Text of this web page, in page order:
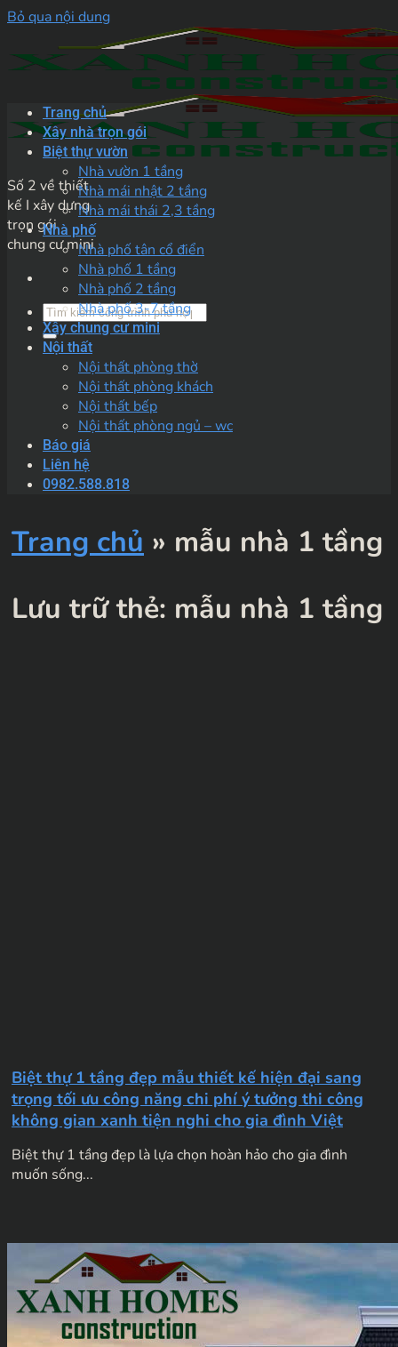
Bỏ qua nội dung
Số 2 về thiết
kế I xây dựng
trọn gói
chung cư mini
Trang chủ
Xây nhà trọn gói
Biệt thự vườn
Nhà vườn 1 tầng
Nhà mái nhật 2 tầng
Nhà mái thái 2,3 tầng
Nhà phố
Nhà phố tân cổ điển
Nhà phố 1 tầng
Nhà phố 2 tầng
Nhà phố 3-7 tầng
Xây chung cư mini
Nội thất
Nội thất phòng thờ
Nội thất phòng khách
Nội thất bếp
Nội thất phòng ngủ – wc
Báo giá
Liên hệ
0982.588.818
Trang chủ » mẫu nhà 1 tầng
Lưu trữ thẻ: mẫu nhà 1 tầng
Biệt thự 1 tầng đẹp mẫu thiết kế hiện đại sang
trọng tối ưu công năng chi phí ý tưởng thi công
không gian xanh tiện nghi cho gia đình Việt
Biệt thự 1 tầng đẹp là lựa chọn hoàn hảo cho gia đình
muốn sống...